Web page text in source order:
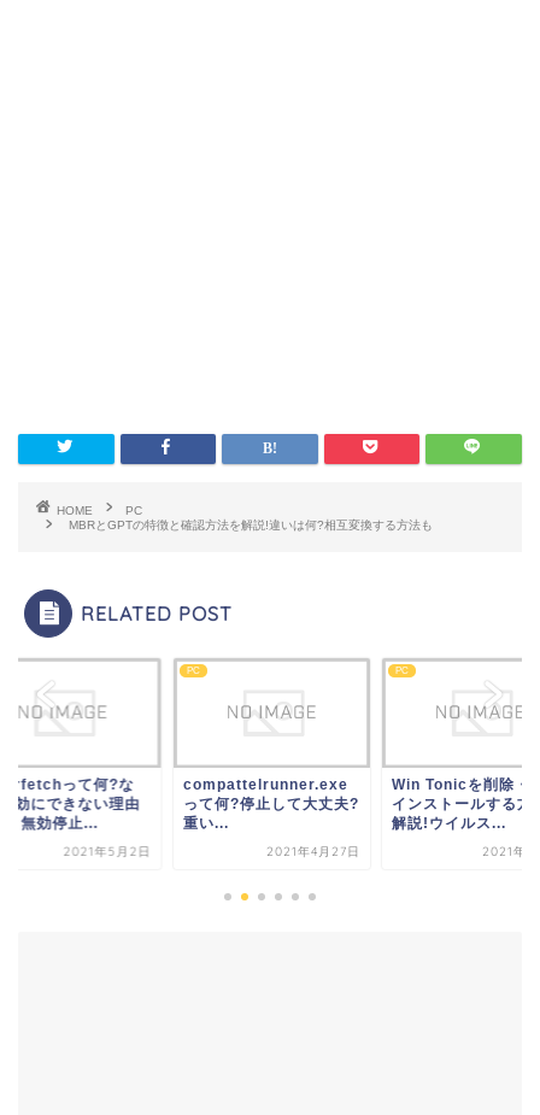
HOME
PC
MBRとGPTの特徴と確認方法を解説!違いは何?相互変換する方法も
RELATED POST
って何?な
効にできない理由
、無効停止...
2021年5月2日
PC
compattelrunner.exe
って何?停止して大丈夫?
重い...
2021年4月27日
PC
Win Tonicを削除・
インストールする方
解説!ウイルス...
2021年5